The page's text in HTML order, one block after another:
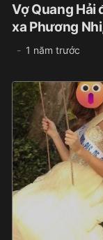
Vợ Quang Hải
xa Phương
1 năm trước